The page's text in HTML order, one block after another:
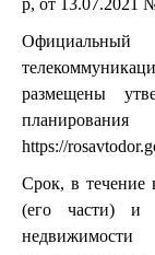
р, от 13.07.2021
размещены
https://
Срок, в течение
(его части) и